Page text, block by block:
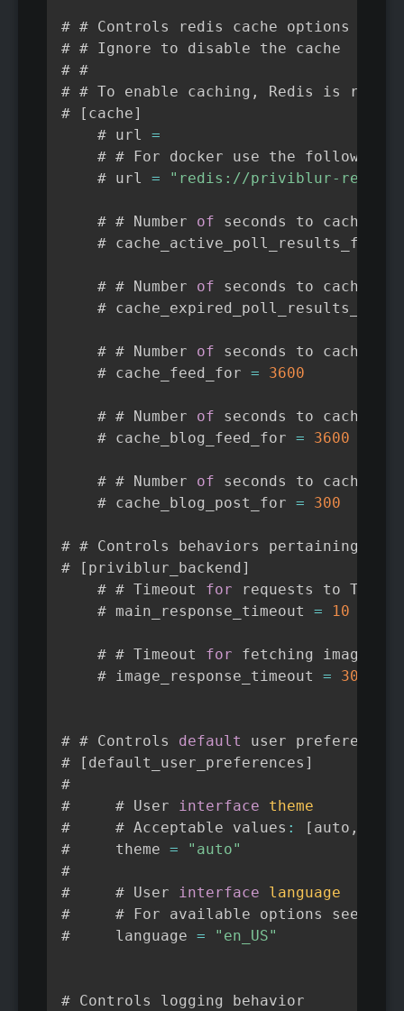
# # Controls redis cache options
# # Ignore to disable the cache
# #
# # To enable caching ,
Redis is
#
[ cache]
    # url
=
    # # For docker use the following
    # url
= "redis://priviblur-
    # # Number
of seconds to cache
    # cache_active_poll_results_for
    # # Number
of seconds to cache
    # cache_expired_poll_results_for
    # # Number
of seconds to cache
    # cache_feed_for
= 3600
    # # Number
of seconds to cache
    # cache_blog_feed_for
= 3600
    # # Number
of seconds to cache
    # cache_blog_post_for
= 300
# # Controls behaviors pertaining to
#
[ priviblur_backend ]
    # # Timeout
for requests to
    # main_response_timeout
= 10
    # # Timeout
for fetching image
    # image_response_timeout
= 30
# # Controls default
user preferences
#
[ default_user_preferences ]
#
#     # User interface
theme
#     # Acceptable values : [ auto ,
#     theme =
"auto"
#
#     # User interface
language
#     # For available options see
#     language = "en_US"
# Controls logging behavior